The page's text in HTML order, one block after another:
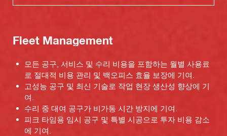
Fleet Management
모든 공구, 서비스 및 수리 비용을 포함하는 월별 사용료
로 절대적 비용 관리 및 백오피스 효율 보장에 기여.
고성능 공구 및 최신 기술로 작업 현장 생산성 향상에 기
여.
수리 중 대여 공구가 비가동 시간 방지에 기여.
피크 타임용 임시 공구 및 특별 시공으로 투자 비용 감소
에 기여.